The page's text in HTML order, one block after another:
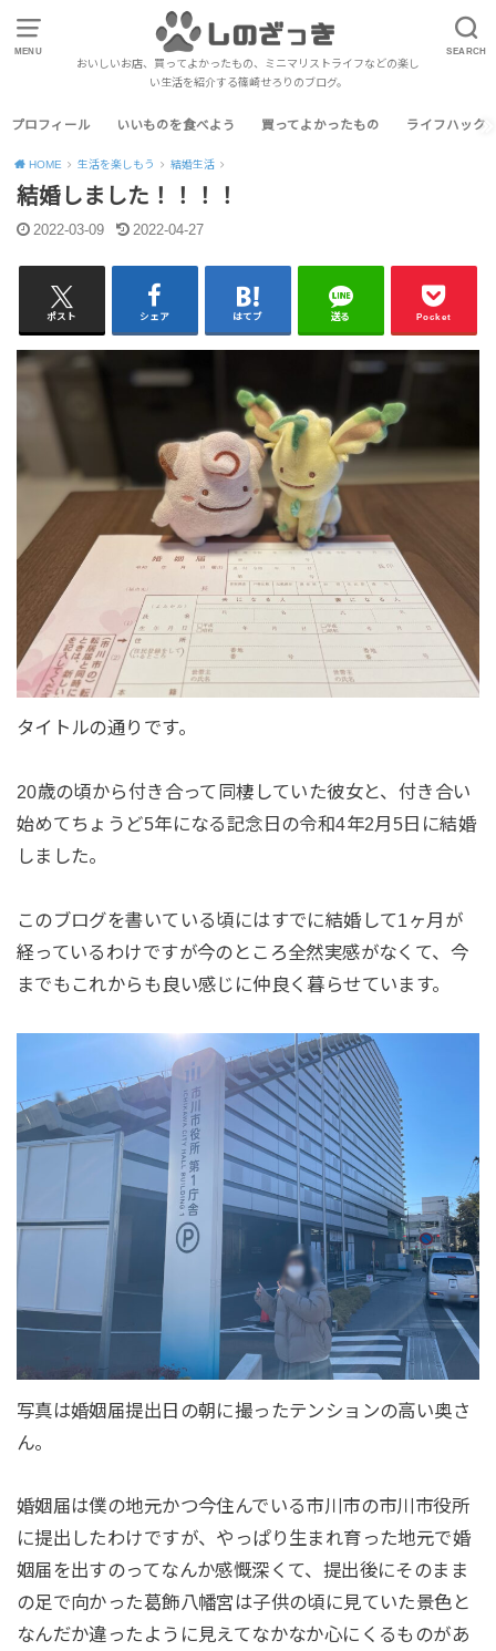
MENU SEARCH
おいしいお店、買ってよかったもの、ミニマリストライフなどの楽し
い生活を紹介する篠崎せろりのブログ。
プロフィール いいものを食べよう 買ってよかったもの ライフハック
HOME 生活を楽しもう 結婚生活
結婚しました！！！！
2022-03-09 2022-04-27
ポスト シェア はてブ 送る Pocket
タイトルの通りです。
20歳の頃から付き合って同棲していた彼女と、付き合い
始めてちょうど5年になる記念日の令和4年2月5日に結婚
しました。
このブログを書いている頃にはすでに結婚して1ヶ月が
経っているわけですが今のところ全然実感がなくて、今
までもこれからも良い感じに仲良く暮らせています。
写真は婚姻届提出日の朝に撮ったテンションの高い奥さ
ん。
婚姻届は僕の地元かつ今住んでいる市川市の市川市役所
に提出したわけですが、やっぱり生まれ育った地元で婚
姻届を出すのってなんか感慨深くて、提出後にそのまま
の足で向かった葛飾八幡宮は子供の頃に見ていた景色と
なんだか違ったように見えてなかなか心にくるものがあ